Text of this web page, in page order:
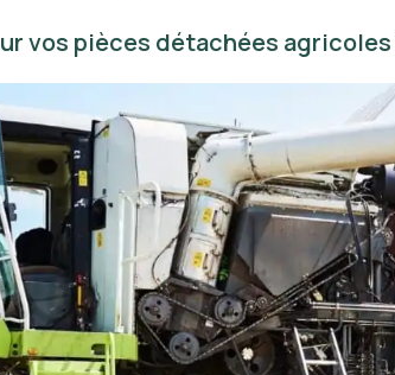
vos pièces détachées agricoles